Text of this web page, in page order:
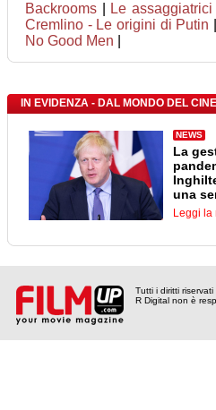
Backrooms Le assaggiatrici
Cremlino - Le origini di Putin
No Good Men
IN EVIDENZA - DAL MONDO DEL
NEWS
La
una
Leggi la
Tutti i diritti riservati
R Digital non è